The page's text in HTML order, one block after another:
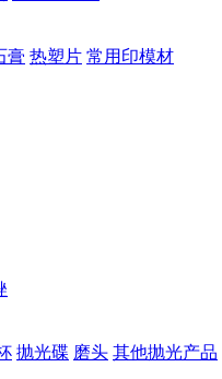
膏 热塑片 常用印模材
抛光碟 磨头 其他抛光产品